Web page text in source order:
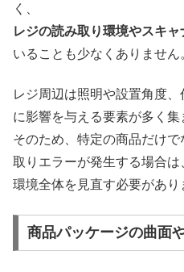
く、
レジの読み取り環境やスキ
いることも少なくありません
レジ周辺は照明や設置角度
に影響を与える要素が多く集
そのため、特定の商品だけ
取りエラーが発生する場合は
環境全体を見直す必要があり
商品パッケージの曲面